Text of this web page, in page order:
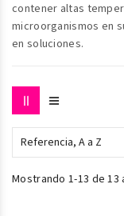
contener altas
microorganismos en
en soluciones.
Referencia, A a Z
Mostrando 1-13 de 13